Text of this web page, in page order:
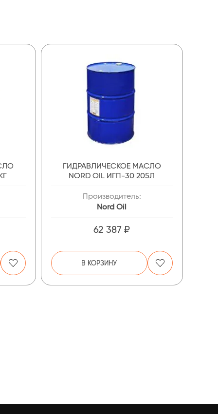
ГИДРАВЛИЧЕСКОЕ МАСЛО
NORD OIL ИГП-30 205Л
Производитель:
Nord Oil
62 387 ₽
В КОРЗИНУ